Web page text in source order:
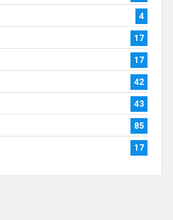
4
17
17
42
43
85
17